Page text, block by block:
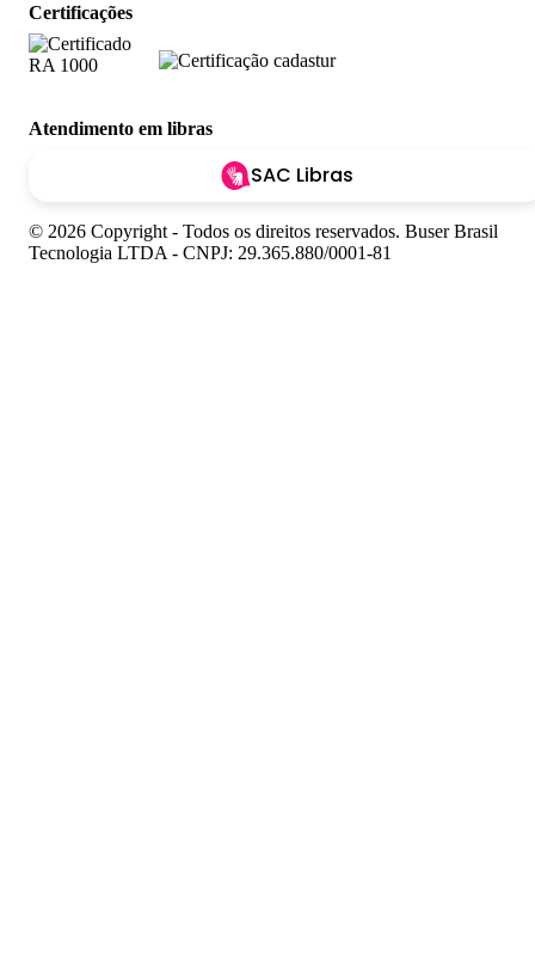
Certificações
Atendimento em libras
SAC Libras
© 2026 Copyright - Todos os direitos reservados. Buser Brasil
Tecnologia LTDA - CNPJ: 29.365.880/0001-81